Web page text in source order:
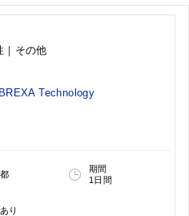
｜その他
BREXA Technology
期間
1日間
り